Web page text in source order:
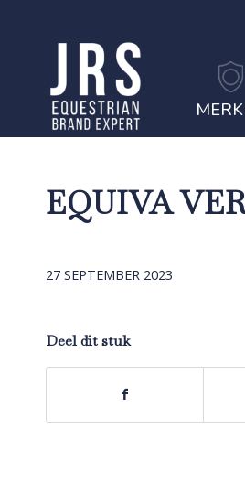
EQUIVA
27 SEPTEMBER 2023
Deel dit stuk